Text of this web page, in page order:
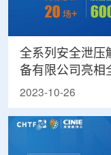
全系列安全泄压
备有限公司亮
博会
2023-10-26